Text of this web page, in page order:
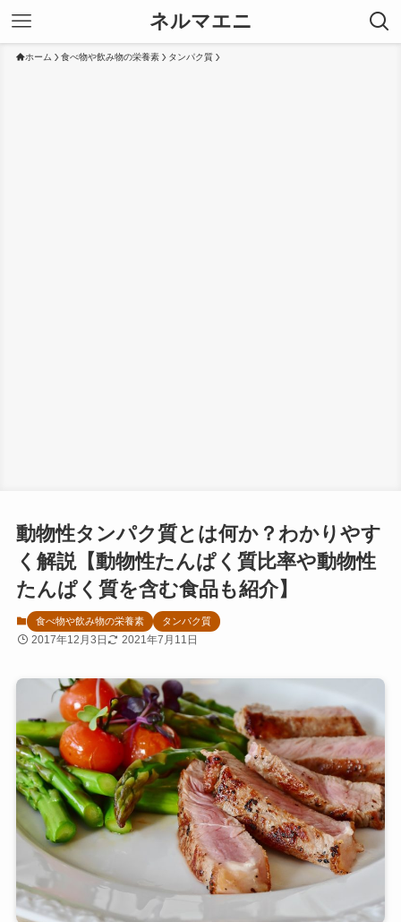
ネルマエニ
ホーム 食べ物や飲み物の栄養素 タンパク質
動物性タンパク質とは何か？わかりやす
く解説【動物性たんぱく質比率や動物性
たんぱく質を含む食品も紹介】
食べ物や飲み物の栄養素 タンパク質
2017年12月3日 2021年7月11日